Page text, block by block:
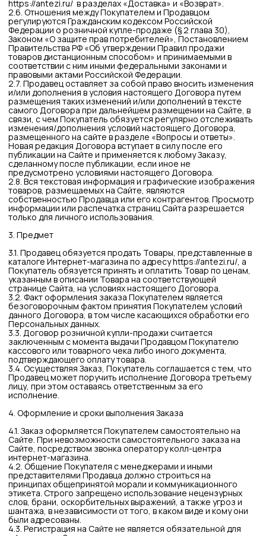
4.1. Заказ оформляется Покупателем самостоятельно на
Сайте. При невозможности самостоятельного заказа на
Сайте, посредством звонка оператору колл-центра
интернет-магазина.
4.2. Общение Покупателя с менеджерами и иными
представителями Продавца должно строиться на
принципах общепринятой морали и коммуникационного
этикета. Строго запрещено использование нецензурных
слов, брани, оскорбительных выражений, а также угроз и
шантажа, в независимости от того, в каком виде и кому они
были адресованы.
4.3. Регистрация на Сайте не является обязательной для
оформления Заказа.
4.4. При оформлении Заказа Покупатель должен указать
следующую информацию:
сведения об имени (фамилия, имя) Покупателя или
Получателя Заказа (в случае, если Получателем Заказа
является лицо отличное от Покупателя);
сведения о способах связи (адрес электронной почты и
контактный номер телефона);
населенный пункт;
способ доставки Заказа;
адрес доставки, при выборе способа доставки
«Доставка курьером».
способ оплаты (при оплате Заказа на Сайте Покупатель
должен указать данные банковской карты);
данные банковской карты
4.5. Продавец не несет ответственности за содержание и
достоверность информации, предоставленной
Покупателем при оформлении Заказа.
4.6. Покупатель несет полную ответственность за
предоставление неверных сведений, повлекшее за собой
невозможность надлежащего исполнения Продавцом своих
обязательств перед Покупателем / Получателем Заказа.
4.7. В случае отсутствия заказанных Покупателем Товаров
указанный Товар из Заказа / аннулировать Заказ
Покупателя, уведомив об этом Потребителя путем
по адресу, указанному Покупателем при оформлении
Заказа.
4.8. Сопровождающие Товар фотографии являются
простыми иллюстрациями к нему и могут отличаться от
фактического внешнего вида Товара. Сопровождающие
Товар описания / характеристики не претендуют на
исчерпывающую информативность и могут содержать
опечатки. Для уточнения информации по Товару
Покупатель должен обратиться к Продавцу через систему
обратной связи, указанную в разделе «Контакты».
4.9. В случае аннуляции полностью предоплаченного Заказа
стоимость аннулированного Товара возвращается
Продавцом Покупателю способом, которым Товар был
оплачен.
4.10. После оформления Заказа на Сайте Потребителю
предоставляется информация о предполагаемых сроках
доставки путем направления электронного сообщения по
адресу, указанному Покупателем при оформлении Заказа.
4.11. Дата передачи Товара может быть изменена
Продавцом в одностороннем порядке в случае наличия
объективных, по мнению Продавца, причин.
5. Доставка заказа
реализуемых Продавцом, указаны на Сайте в разделе
«Доставка» по адресу https://antezi.ru/. Конкретные сроки
подтверждении Заказа.
5.2. Доставка осуществляется курьером по всем городам
России и/или по миру транспортной компанией.
Территория доставки Товаров, представленных на Сайте и
реализуемых Продавцом, не ограничена (по всему миру) и/
или в исключительных случаях определяется в зависимости
от вида Товаров. В исключительных случаях территория и/
или способы доставки указывается в разделе оформления
Товаров и/или уточняется у Продавца.
5.3. Доставка товара в отдельные страны может быть
ограничена законодательством страны доставки и/или
положениями отдельных стран и/или международными
отношениями. В случае ограничения доставки товара, товар
должен быть возвращен продавцу доступным способом,
деньги, уплаченные за товар, возвращаются в течение 10
дней способом, которым деньги были уплачены за товар.
5.4. Самовывоз Товара может осуществляться из склада